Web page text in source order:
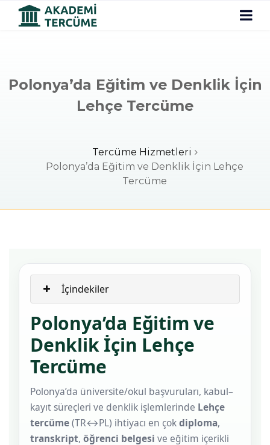
Polonya’da Eğitim ve Denklik İçin
Lehçe Tercüme
Tercüme Hizmetleri
Polonya’da Eğitim ve Denklik İçin Lehçe
Tercüme
İçindekiler
Polonya’da Eğitim ve
Denklik İçin Lehçe
Tercüme
Polonya’da üniversite/okul başvuruları, kabul–
kayıt süreçleri ve denklik işlemlerinde Lehçe
tercüme(TR↔PL) ihtiyacı en çokdiploma,
transkript, öğrenci belgesi ve eğitim içerikli